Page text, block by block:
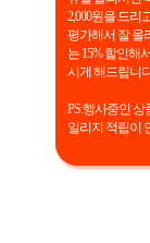
2,000원을 드리
평가해서 잘 올
는 15% 할인해
시게 해드립니
PS:행사중인 상
일리지 적립이